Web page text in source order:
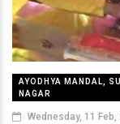
AYODHYA MANDAL,
NAGAR
Wednesday, 11 Feb,